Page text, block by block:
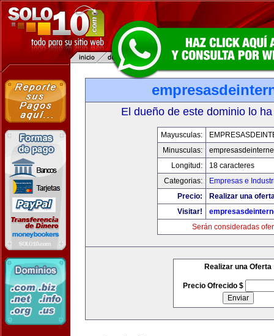
El dueño de este dominio lo
Mayusculas:
Minusculas:
Longitud:
18 caracteres
Categorias:
Empresas e
Precio:
Realizar una
Visitar!
Serán consideradas
Realizar una Oferta
Precio Ofrecido $